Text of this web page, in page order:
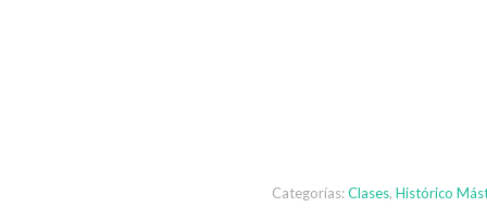
Categorías:Clases, Histórico